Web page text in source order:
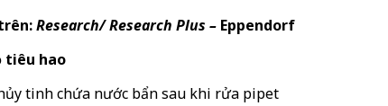
Research/ Research Plus – Eppendorf
tiêu hao
tinh chứa nước bẩn sau khi rửa pipet